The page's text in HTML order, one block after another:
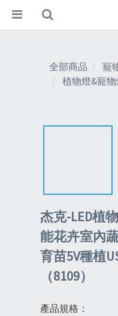
全部商品
寵
植物燈&寵物
杰克-LED植
能花卉室內
育苗5V種植
（8109）
產品規格：